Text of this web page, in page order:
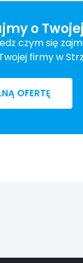
o
czym się
firmy w
OFERTĘ